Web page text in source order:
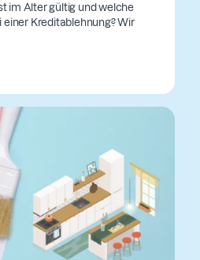
im Alter gültig und welche
Kreditablehnung? Wir